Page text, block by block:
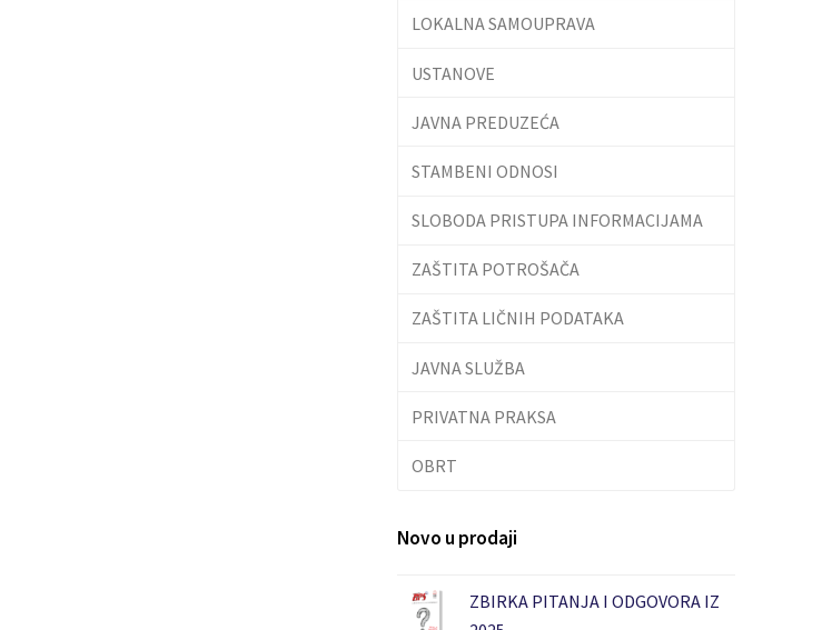
LOKALNA SAMOUPRAVA
USTANOVE
JAVNA PREDUZEĆA
STAMBENI ODNOSI
SLOBODA PRISTUPA INFORMACIJAMA
ZAŠTITA POTROŠAČA
ZAŠTITA LIČNIH PODATAKA
JAVNA SLUŽBA
PRIVATNA PRAKSA
OBRT
Novo u prodaji
ZBIRKA PITANJA I ODGOVORA IZ